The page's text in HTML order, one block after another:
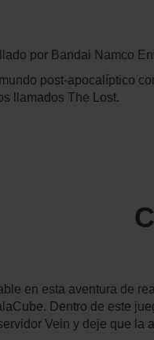
por Bandai Namco
post-apocalíptico
llamados The Lost.
en esta aventura de
Dentro de este
Vein y deje que